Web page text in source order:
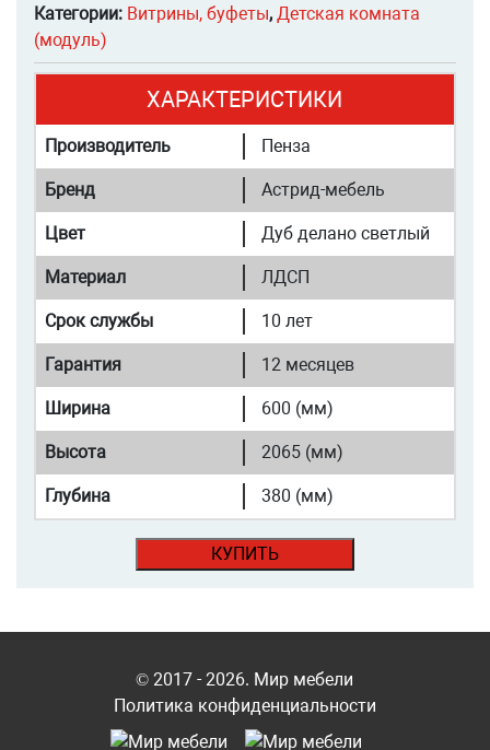
Категории: Витрины, буфеты, Детская комната
(модуль)
ХАРАКТЕРИСТИКИ
Производитель Пенза
Бренд Астрид-мебель
Цвет Дуб делано светлый
Материал ЛДСП
Срок службы 10 лет
Гарантия 12 месяцев
Ширина 600 (мм)
Высота 2065 (мм)
Глубина 380 (мм)
КУПИТЬ
© 2017 - 2026. Мир мебели
Политика конфиденциальности